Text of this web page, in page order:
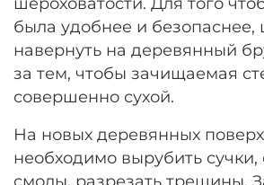
была удобнее и
навернуть на деревянный
за тем, чтобы зачищаемая
совершенно сухой.
На новых деревянных
необходимо вырубить сучки,
смолы, разрезать трещины.